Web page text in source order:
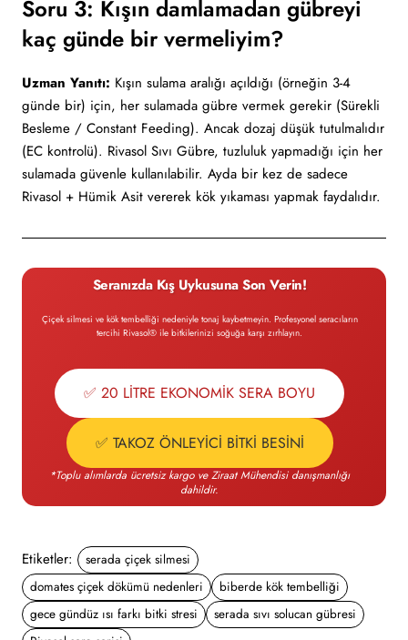
Soru 3: Kışın damlamadan gübreyi
kaç günde bir vermeliyim?
Uzman Yanıtı: Kışın sulama aralığı açıldığı (örneğin 3-4
günde bir) için, her sulamada gübre vermek gerekir (Sürekli
Besleme / Constant Feeding). Ancak dozaj düşük tutulmalıdır
(EC kontrolü). Rivasol Sıvı Gübre, tuzluluk yapmadığı için her
sulamada güvenle kullanılabilir. Ayda bir kez de sadece
Rivasol + Hümik Asit vererek kök yıkaması yapmak faydalıdır.
Seranızda Kış Uykusuna Son Verin!
Çiçek silmesi ve kök tembelliği nedeniyle tonaj kaybetmeyin. Profesyonel seracıların
tercihi Rivasol® ile bitkilerinizi soğuğa karşı zırhlayın.
✅ 20 LİTRE EKONOMİK SERA BOYU
✅ TAKOZ ÖNLEYİCİ BİTKİ BESİNİ
*Toplu alımlarda ücretsiz kargo ve Ziraat Mühendisi danışmanlığı
dahildir.
Etiketler:
serada çiçek silmesi
domates çiçek dökümü nedenleri
biberde kök tembelliği
gece gündüz ısı farkı bitki stresi
serada sıvı solucan gübresi